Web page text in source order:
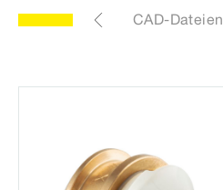
Etiketten CAD-Dateien